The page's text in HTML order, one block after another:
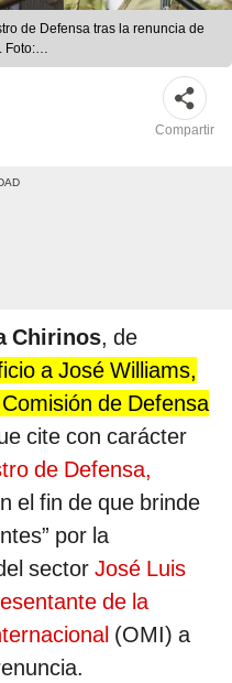
de Defensa tras la renuncia de
Foto:
Compartir
Chirinos, de
a José Williams,
de Defensa
cite con carácter
de Defensa,
el fin de que brinde
por la
sector José Luis
de la
(OMI) a